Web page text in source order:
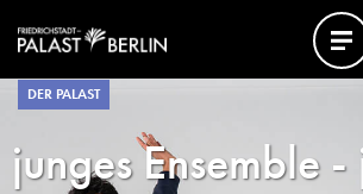
DER PALAST
junges Ensemble -